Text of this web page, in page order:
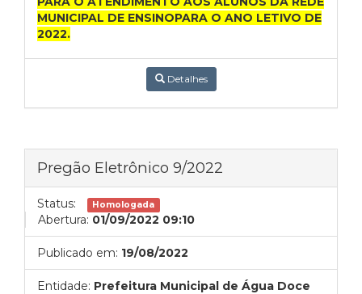
MUNICIPAL DE ENSINOPARA O ANO LETIVO DE
2022.
Detalhes
Pregão Eletrônico 9/2022
Status: Homologada
Abertura: 01/09/2022 09:10
Publicado em: 19/08/2022
Entidade: Prefeitura Municipal de Água Doce